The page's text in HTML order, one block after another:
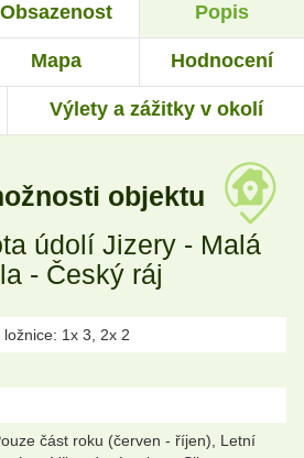
Obsazenost Popis
Mapa Hodnocení
Výlety a zážitky v okolí
objektu
údolí Jizery - Malá
- Český ráj
ložnice: 1x 3, 2x 2
část roku (červen - říjen), Letní